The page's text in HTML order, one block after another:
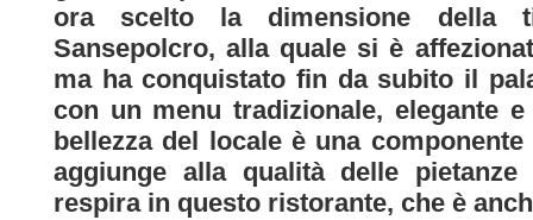
ora scelto la dimensione della
Sansepolcro, alla quale si è
ma ha conquistato fin da subito il
con un menu tradizionale, elegante
bellezza del locale è una
aggiunge alla qualità delle
respira in questo ristorante, che è